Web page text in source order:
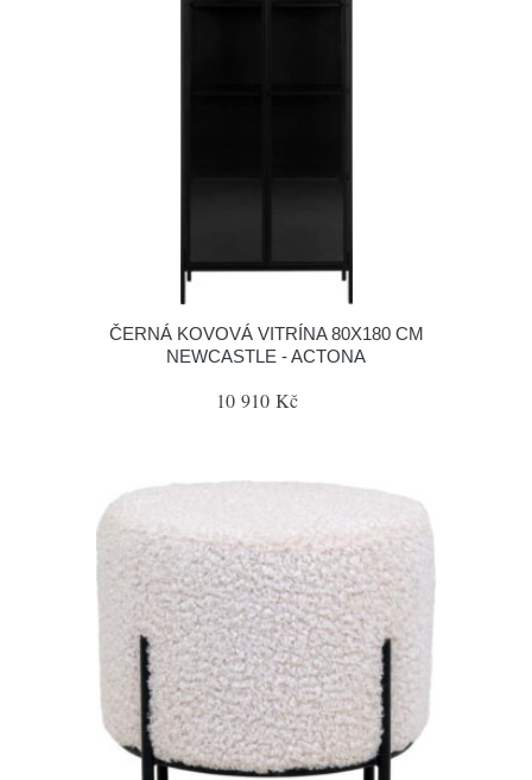
ČERNÁ KOVOVÁ VITRÍNA 80X180 CM
NEWCASTLE - ACTONA
10 910 Kč